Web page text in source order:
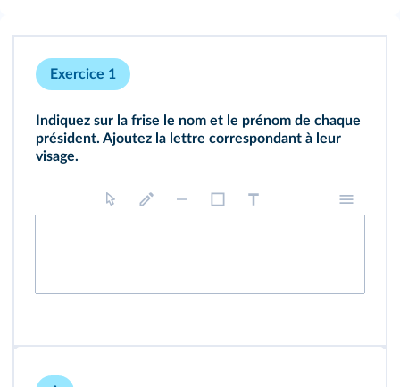
Exercice 1
Indiquez sur la frise le nom et le prénom de chaque
président. Ajoutez la lettre correspondant à leur
visage.